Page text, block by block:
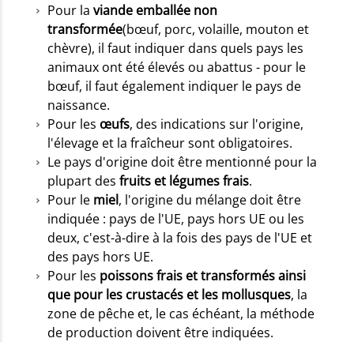
Pour la viande emballée non
transformée(bœuf, porc, volaille, mouton et
chèvre), il faut indiquer dans quels pays les
animaux ont été élevés ou abattus - pour le
bœuf, il faut également indiquer le pays de
naissance.
Pour les œufs, des indications sur l'origine,
l'élevage et la fraîcheur sont obligatoires.
Le pays d'origine doit être mentionné pour la
plupart des fruits et légumes frais.
Pour le miel, l'origine du mélange doit être
indiquée : pays de l'UE, pays hors UE ou les
deux, c'est-à-dire à la fois des pays de l'UE et
des pays hors UE.
Pour les poissons frais et transformés ainsi
que pour les crustacés et les mollusques, la
zone de pêche et, le cas échéant, la méthode
de production doivent être indiquées.